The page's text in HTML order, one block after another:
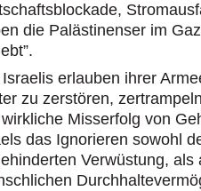
die Palästinenser im
Israelis erlauben ihrer
zu zerstören,
Misserfolg von
das Ignorieren sowohl
Verwüstung,